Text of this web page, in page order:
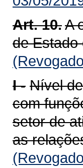
Art. 10.A
de Estado
I - Nível
com
setor de
as